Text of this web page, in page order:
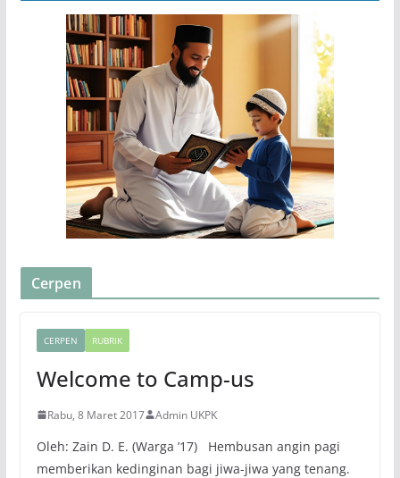
Cerpen
CERPEN RUBRIK
Welcome to Camp-us
Rabu, 8 Maret 2017 Admin UKPK
Oleh: Zain D. E. (Warga ’17) Hembusan angin pagi
memberikan kedinginan bagi jiwa-jiwa yang tenang.